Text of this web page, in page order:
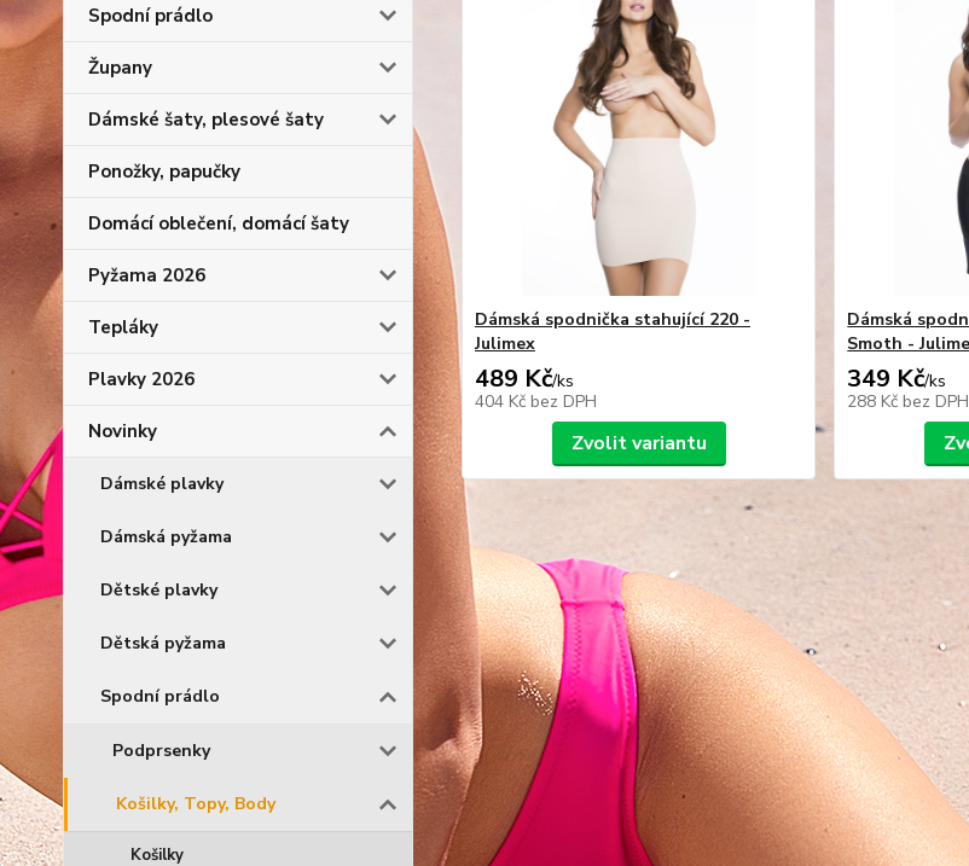
Spodní prádlo
Župany
Dámské šaty, plesové šaty
Ponožky, papučky
Domácí oblečení, domácí šaty
Pyžama 2026
Tepláky
Plavky 2026
Novinky
Dámské plavky
Dámská pyžama
Dětské plavky
Dětská pyžama
Spodní prádlo
Podprsenky
Košilky, Topy, Body
Košilky
Dámská spodnička stahující 220 -
Julimex
489 Kč/ks
404 Kč bez DPH
Zvolit variantu
Dámská
Smoth -
349 Kč/ks
288 Kč bez DPH